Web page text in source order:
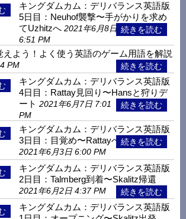
キングダムカム：デリバランス英語版
5日目：Neuhof襲撃〜手がかりを求め
てUzhitzへ 2021年6月8日
6:51 PM
えよう！よく使う英語のゲーム用語を解説
PM
キングダムカム：デリバランス英語版
4日目：Rattay見回り〜Hansと狩りデ
ート 2021年6月7日 7:01
PM
キングダムカム：デリバランス英語版
3日目：目覚め〜Rattayへ
2021年6月3日 6:00 PM
キングダムカム：デリバランス英語版
2日目：Talmberg到着〜Skalitz帰還
2021年6月2日 4:37 PM
キングダムカム：デリバランス英語版